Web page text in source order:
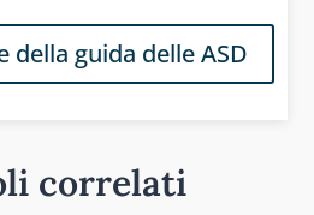
della guida delle ASD
correlati